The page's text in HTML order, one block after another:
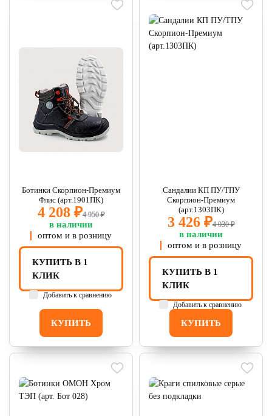
Ботинки Скорпион-Премиум
Флис (арт.1901ПК)
4 208 ₽4 950 ₽
в наличии
оптом и в розницу
КУПИТЬ
КУПИТЬ В 1
КЛИК
Добавить к сравнению
Сандалии КП ПУ/ТПУ
Скорпион-Премиум
(арт.1303ПК)
3 426 ₽4 030 ₽
в наличии
оптом и в розницу
КУПИТЬ
КУПИТЬ В 1
КЛИК
Добавить к сравнению